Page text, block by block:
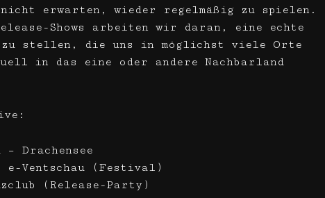
nicht erwarten, wieder regelmäßig zu spielen.
Shows arbeiten wir daran, eine echte
zu stellen, die uns in möglichst viele Orte
in das eine oder andere Nachbarland
Drachensee
e-Ventschau (Festival)
(Release-Party)